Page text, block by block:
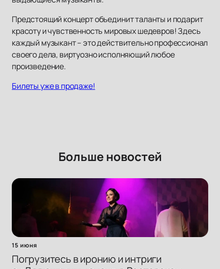
Предстоящий концерт объединит таланты и подарит
красоту и чувственность мировых шедевров! Здесь
каждый музыкант – это действительно профессионал
своего дела, виртуозно исполняющий любое
произведение.
Билеты уже в продаже!
Больше новостей
15 июня
Погрузитесь в иронию и интриги